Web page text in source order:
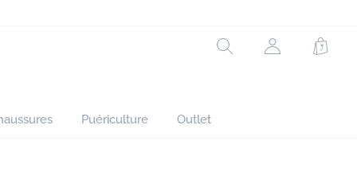
Rechercher
Mon
Puériculture Outlet